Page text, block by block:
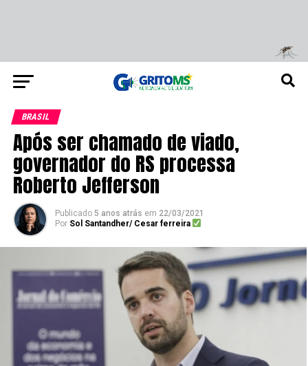
BRASIL
Após ser chamado de viado,
governador do RS processa
Roberto Jefferson
Publicado 5 anos atrás em 22/03/2021
Por Sol Santandher/ Cesar ferreira